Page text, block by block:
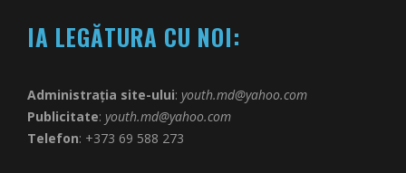
IA LEGĂTURA CU NOI:
Administrația site-ului: youth.md@yahoo.com
Publicitate: youth.md@yahoo.com
Telefon: +373 69 588 273